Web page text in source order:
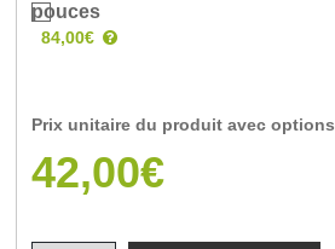
pouces
84,00€
Prix unitaire du produit avec options
42,00€